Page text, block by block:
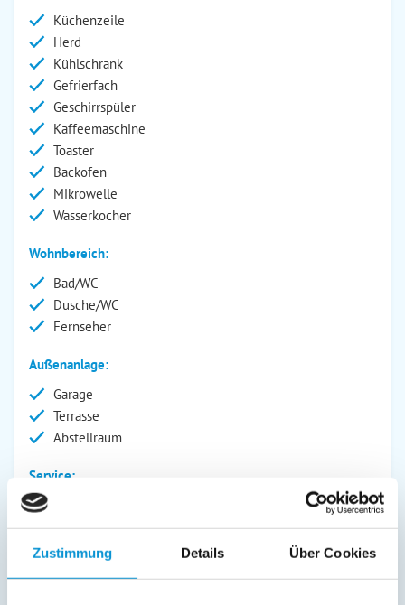
Zustimmung Details Über Cookies
Küchenzeile
Herd
Kühlschrank
Gefrierfach
Geschirrspüler
Kaffeemaschine
Toaster
Backofen
Mikrowelle
Wasserkocher
Wohnbereich:
Bad/WC
Dusche/WC
Fernseher
Außenanlage:
Garage
Terrasse
Abstellraum
Service:
Handtücher inkl.